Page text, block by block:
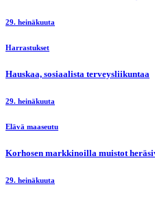
29. heinäkuuta
Harrastukset
Hauskaa, sosiaalista terveysliikuntaa
29. heinäkuuta
Elävä maaseutu
Korhosen markkinoilla muistot
29. heinäkuuta